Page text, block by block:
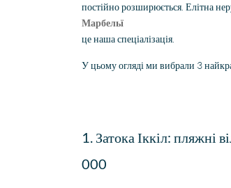
постійно розширюється. Елітна
Марбельї
це наша спеціалізація.
У цьому огляді ми вибрали 3
1. Затока Іккіл: пляжні
000